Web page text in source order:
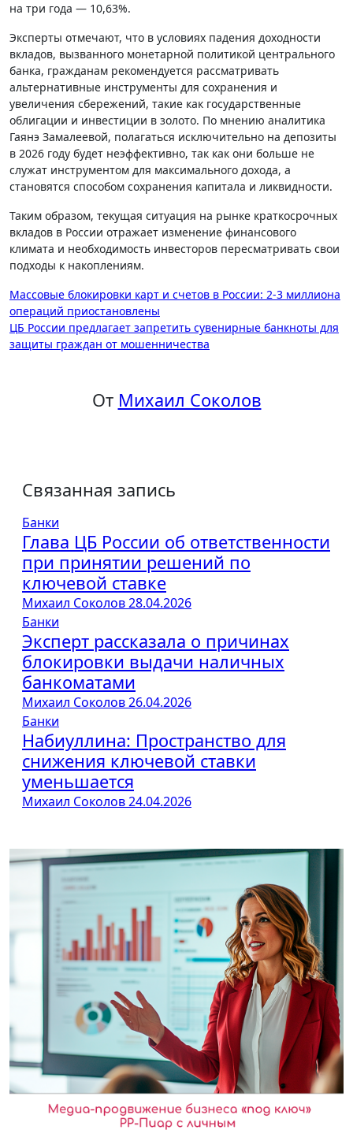
на три года — 10,63%.
Эксперты отмечают, что в условиях падения доходности
вкладов, вызванного монетарной политикой центрального
банка, гражданам рекомендуется рассматривать
альтернативные инструменты для сохранения и
увеличения сбережений, такие как государственные
облигации и инвестиции в золото. По мнению аналитика
Гаянэ Замалеевой, полагаться исключительно на депозиты
в 2026 году будет неэффективно, так как они больше не
служат инструментом для максимального дохода, а
становятся способом сохранения капитала и ликвидности.
Таким образом, текущая ситуация на рынке краткосрочных
вкладов в России отражает изменение финансового
климата и необходимость инвесторов пересматривать свои
подходы к накоплениям.
Навигация
по
записям
Массовые блокировки карт и счетов в России: 2-3 миллиона
операций приостановлены
ЦБ России предлагает запретить сувенирные банкноты для
защиты граждан от мошенничества
От Михаил Соколов
Связанная запись
Банки
Глава ЦБ России об ответственности
при принятии решений по
ключевой ставке
Михаил Соколов28.04.2026
Банки
Эксперт рассказала о причинах
блокировки выдачи наличных
банкоматами
Михаил Соколов26.04.2026
Банки
Набиуллина: Пространство для
снижения ключевой ставки
уменьшается
Михаил Соколов24.04.2026